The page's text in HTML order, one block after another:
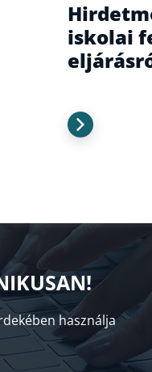
iskolai
használja